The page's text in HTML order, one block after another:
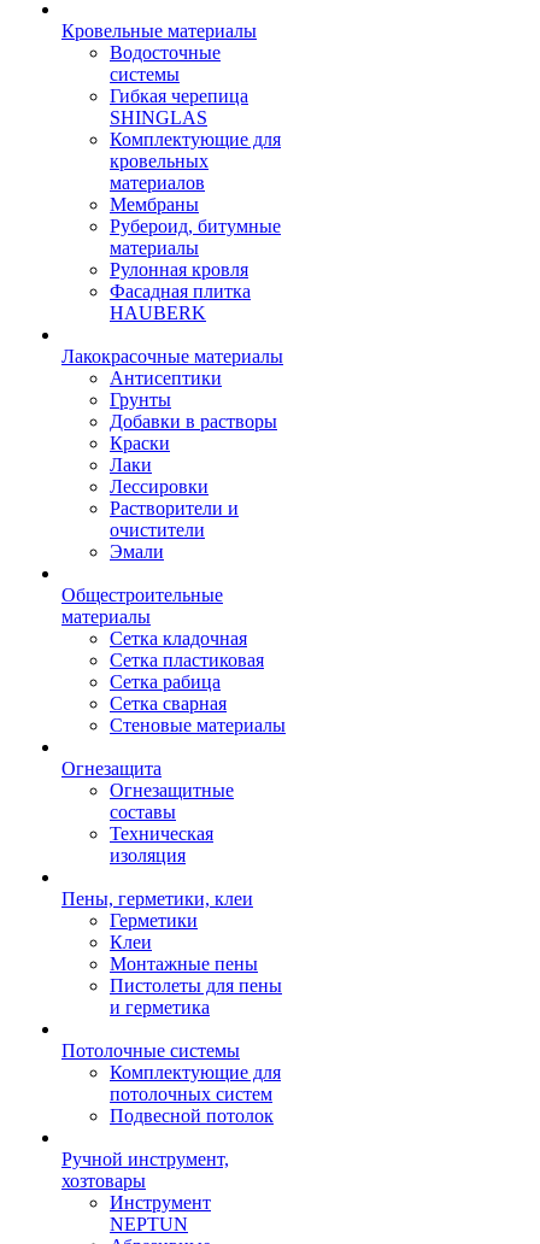
Кровельные материалы
Водосточные
системы
Гибкая черепица
SHINGLAS
Комплектующие для
кровельных
материалов
Мембраны
Рубероид, битумные
материалы
Рулонная кровля
Фасадная плитка
HAUBERK
Лакокрасочные материалы
Антисептики
Грунты
Добавки в растворы
Краски
Лаки
Лессировки
Растворители и
очистители
Эмали
Общестроительные
материалы
Сетка кладочная
Сетка пластиковая
Сетка рабица
Сетка сварная
Стеновые материалы
Огнезащита
Огнезащитные
составы
Техническая
изоляция
Пены, герметики, клеи
Герметики
Клеи
Монтажные пены
Пистолеты для пены
и герметика
Потолочные системы
Комплектующие для
потолочных систем
Подвесной потолок
Ручной инструмент,
хозтовары
Инструмент
NEPTUN